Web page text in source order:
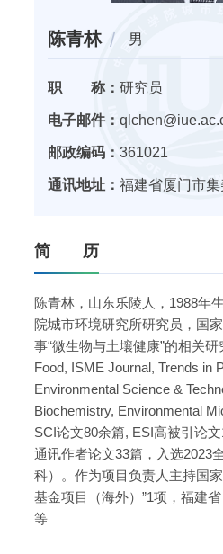
陈青林 男
职 称： 研究员
电子邮件：
邮政编码： 361021
通讯地址： 福建省厦门市
简 历
陈青林，山东乐陵人，1988年
院城市环境研究所研究员，国
事“微生物与土壤健康”的相关
Food, ISME Journal, Trends in
Environmental Science &
Biochemistry, Environmental
SCI论文80余篇, ESI高被引论
通讯作者论文33篇，入选2023
科）。作为项目负责人主持国
基金项目（海外）”1项，福建
等